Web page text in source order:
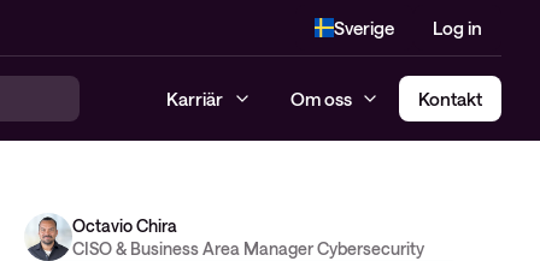
Sverige Log in
Karriär Om oss Kontakt
Octavio Chira
CISO & Business Area Manager Cybersecurity